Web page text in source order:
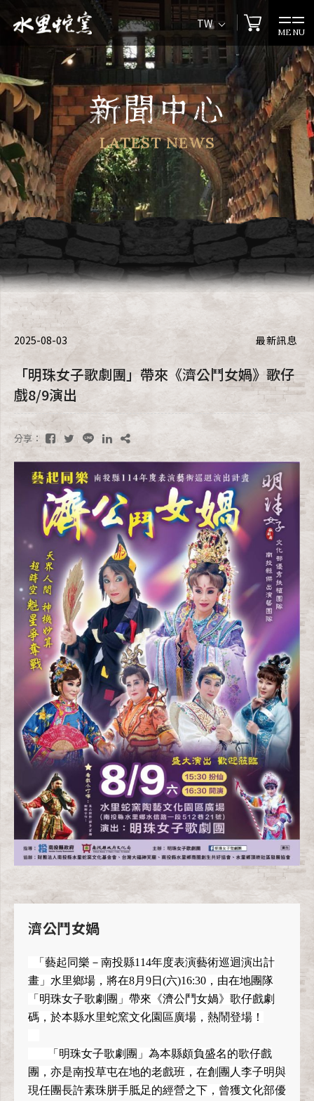
TW
MENU
新聞中心
LATEST NEWS
2025-08-03 最新訊息
「明珠女子歌劇團」帶來《濟公鬥女媧》歌仔
戲8/9演出
分享：
濟公鬥女媧
「藝起同樂－南投縣114年度表演藝術巡迴演出計
畫」水里鄉場，將在8月9日(六)16:30，由在地團隊
「明珠女子歌劇團」帶來《濟公鬥女媧》歌仔戲劇
碼，於本縣水里蛇窯文化園區廣場，熱鬧登場！
「明珠女子歌劇團」為本縣頗負盛名的歌仔戲
團，亦是南投草屯在地的老戲班，在創團人李子明與
現任團長許素珠胼手胝足的經營之下，曾獲文化部優